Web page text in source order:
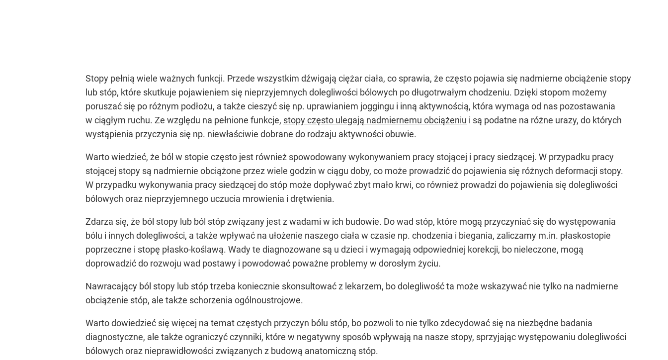
Stopy pełnią wiele ważnych funkcji. Przede wszystkim dźwigają ciężar ciała, co sprawia, że często pojawia się nadmierne obciążenie stopy
lub stóp, które skutkuje pojawieniem się nieprzyjemnych dolegliwości bólowych po długotrwałym chodzeniu. Dzięki stopom możemy
poruszać się po różnym podłożu, a także cieszyć się np. uprawianiem joggingu i inną aktywnością, która wymaga od nas pozostawania
w ciągłym ruchu. Ze względu na pełnione funkcje, stopy często ulegają nadmiernemu obciążeniu i są podatne na różne urazy, do których
wystąpienia przyczynia się np. niewłaściwie dobrane do rodzaju aktywności obuwie.
Warto wiedzieć, że ból w stopie często jest również spowodowany wykonywaniem pracy stojącej i pracy siedzącej. W przypadku pracy
stojącej stopy są nadmiernie obciążone przez wiele godzin w ciągu doby, co może prowadzić do pojawienia się różnych deformacji stopy.
W przypadku wykonywania pracy siedzącej do stóp może dopływać zbyt mało krwi, co również prowadzi do pojawienia się dolegliwości
bólowych oraz nieprzyjemnego uczucia mrowienia i drętwienia.
Zdarza się, że ból stopy lub ból stóp związany jest z wadami w ich budowie. Do wad stóp, które mogą przyczyniać się do występowania
bólu i innych dolegliwości, a także wpływać na ułożenie naszego ciała w czasie np. chodzenia i biegania, zaliczamy m.in. płaskostopie
poprzeczne i stopę płasko-koślawą. Wady te diagnozowane są u dzieci i wymagają odpowiedniej korekcji, bo nieleczone, mogą
doprowadzić do rozwoju wad postawy i powodować poważne problemy w dorosłym życiu.
Nawracający ból stopy lub stóp trzeba koniecznie skonsultować z lekarzem, bo dolegliwość ta może wskazywać nie tylko na nadmierne
obciążenie stóp, ale także schorzenia ogólnoustrojowe.
Warto dowiedzieć się więcej na temat częstych przyczyn bólu stóp, bo pozwoli to nie tylko zdecydować się na niezbędne badania
diagnostyczne, ale także ograniczyć czynniki, które w negatywny sposób wpływają na nasze stopy, sprzyjając występowaniu dolegliwości
bólowych oraz nieprawidłowości związanych z budową anatomiczną stóp.